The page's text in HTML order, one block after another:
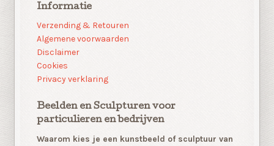
Informatie
Verzending & Retouren
Algemene voorwaarden
Disclaimer
Cookies
Privacy verklaring
Beelden en Sculpturen voor
particulieren en bedrijven
Waarom kies je een kunstbeeld of sculptuur van